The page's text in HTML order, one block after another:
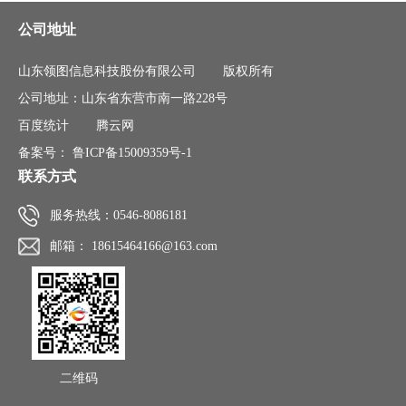
公司地址
山东领图信息科技股份有限公司
版权所有
公司地址：山东省东营市南一路228号
百度统计
腾云网
备案号： 鲁ICP备15009359号-1
联系方式
服务热线：0546-8086181
邮箱： 18615464166@163.com
二维码